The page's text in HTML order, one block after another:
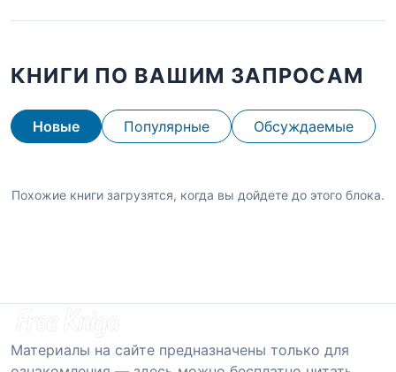
КНИГИ ПО ВАШИМ ЗАПРОСАМ
Новые Популярные Обсуждаемые
Похожие книги загрузятся, когда вы дойдете до этого блока.
Материалы на сайте предназначены только для